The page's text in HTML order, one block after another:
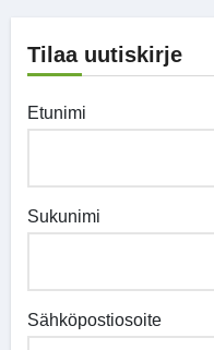
Tilaa uutiskirje
Etunimi
Sukunimi
Sähköpostiosoite